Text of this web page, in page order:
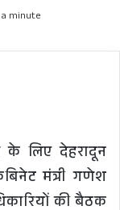
a minute
लिए देहरादून
मंत्री गणेश
की बैठक